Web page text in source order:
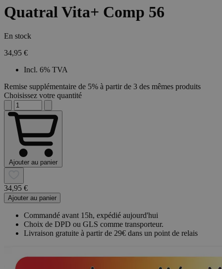
Quatral Vita+ Comp 56
En stock
34,95 €
Incl. 6% TVA
Remise supplémentaire de 5% à partir de 3 des mêmes produits
Choisissez votre quantité
Ajouter au panier
34,95 €
Ajouter au panier
Commandé avant 15h, expédié aujourd'hui
Choix de DPD ou GLS comme transporteur.
Livraison gratuite à partir de 29€ dans un point de relais